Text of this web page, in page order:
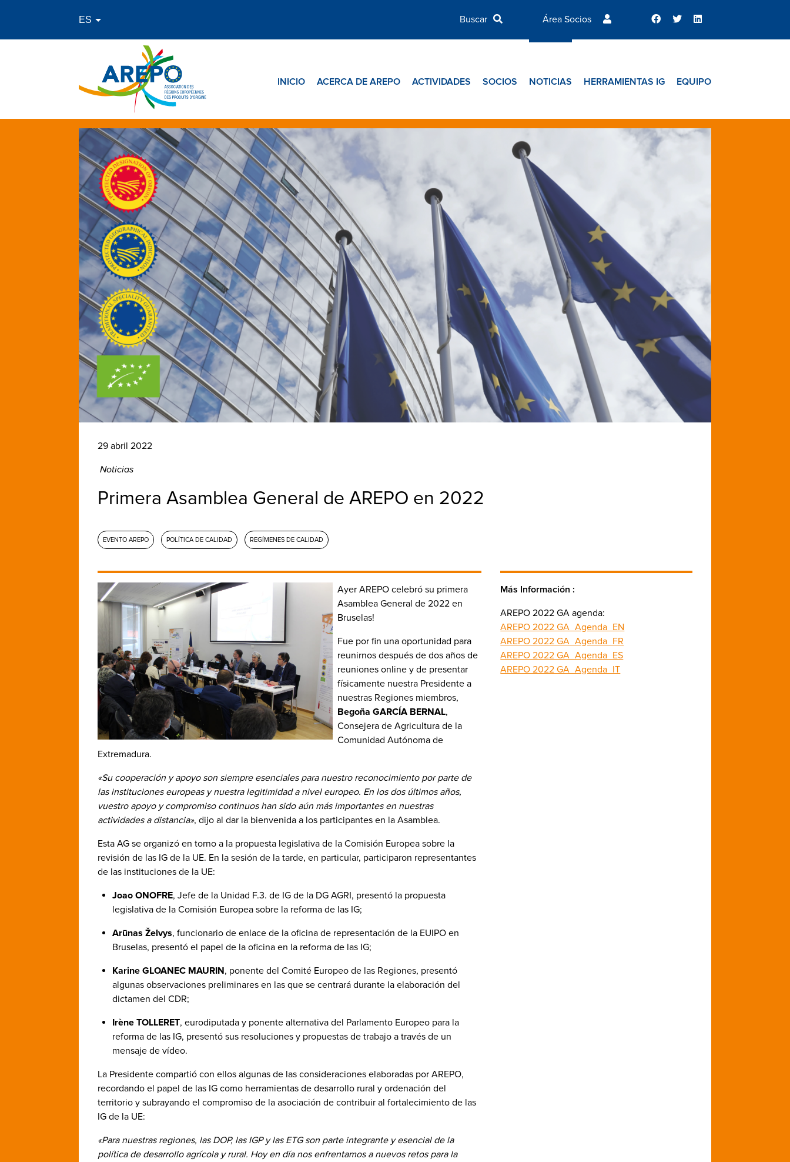
Área Socios
INICIO ACERCA DE AREPO ACTIVIDADES SOCIOS NOTICIAS HERRAMIENTAS IG EQUIPO
29 abril 2022
Noticias
Primera Asamblea General de AREPO en 2022
EVENTO AREPO POLÍTICA DE CALIDAD REGÍMENES DE CALIDAD
Ayer AREPO celebró su primera
Asamblea General de 2022 en
Bruselas!
Fue por fin una oportunidad para
reunirnos después de dos años de
reuniones online y de presentar
físicamente nuestra Presidente a
nuestras Regiones miembros,
Begoña GARCÍA BERNAL,
Consejera de Agricultura de la
Comunidad Autónoma de
Extremadura.
«Su cooperación y apoyo son siempre esenciales para nuestro reconocimiento por parte de
las instituciones europeas y nuestra legitimidad a nivel europeo. En los dos últimos años,
vuestro apoyo y compromiso continuos han sido aún más importantes en nuestras
actividades a distancia», dijo al dar la bienvenida a los participantes en la Asamblea.
Esta AG se organizó en torno a la propuesta legislativa de la Comisión Europea sobre la
revisión de las IG de la UE. En la sesión de la tarde, en particular, participaron representantes
de las instituciones de la UE:
Joao ONOFRE, Jefe de la Unidad F.3. de IG de la DG AGRI, presentó la propuesta
legislativa de la Comisión Europea sobre la reforma de las IG;
Arūnas Želvys, funcionario de enlace de la oficina de representación de la EUIPO en
Bruselas, presentó el papel de la oficina en la reforma de las IG;
Karine GLOANEC MAURIN, ponente del Comité Europeo de las Regiones, presentó
algunas observaciones preliminares en las que se centrará durante la elaboración del
dictamen del CDR;
Irène TOLLERET, eurodiputada y ponente alternativa del Parlamento Europeo para la
reforma de las IG, presentó sus resoluciones y propuestas de trabajo a través de un
mensaje de vídeo.
La Presidente compartió con ellos algunas de las consideraciones elaboradas por AREPO,
recordando el papel de las IG como herramientas de desarrollo rural y ordenación del
territorio y subrayando el compromiso de la asociación de contribuir al fortalecimiento de las
IG de la UE:
«Para nuestras regiones, las DOP, las IGP y las ETG son parte integrante y esencial de la
política de desarrollo agrícola y rural. Hoy en día nos enfrentamos a nuevos retos para la
Más Información :
AREPO 2022 GA agenda:
AREPO 2022 GA_Agenda_EN
AREPO 2022 GA_Agenda_FR
AREPO 2022 GA_Agenda_ES
AREPO 2022 GA_Agenda_IT